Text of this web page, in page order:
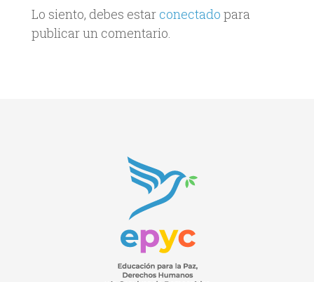
Lo siento, debes estar conectado para
publicar un comentario.